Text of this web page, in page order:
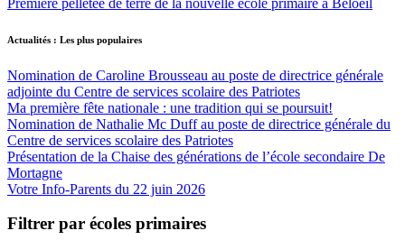
Actualités : Les plus populaires
Nomination de Caroline Brousseau au poste de directrice générale
adjointe du Centre de services scolaire des Patriotes
Ma première fête nationale : une tradition qui se poursuit!
Nomination de Nathalie Mc Duff au poste de directrice générale du
Centre de services scolaire des Patriotes
Présentation de la Chaise des générations de l’école secondaire De
Mortagne
Votre Info-Parents du 22 juin 2026
Filtrer par écoles primaires